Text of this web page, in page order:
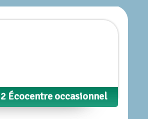
Écocentre occasionnel